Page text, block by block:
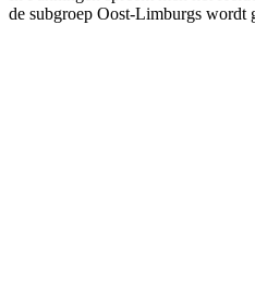
de subgroep Oost-Limburgs wordt